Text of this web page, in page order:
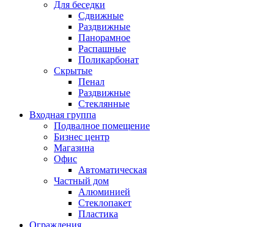
Для беседки
Сдвижные
Раздвижные
Панорамное
Распашные
Поликарбонат
Скрытые
Пенал
Раздвижные
Стеклянные
Входная группа
Подвалное помещение
Бизнес центр
Магазина
Офис
Автоматическая
Частный дом
Алюминией
Стеклопакет
Пластика
Ограждения